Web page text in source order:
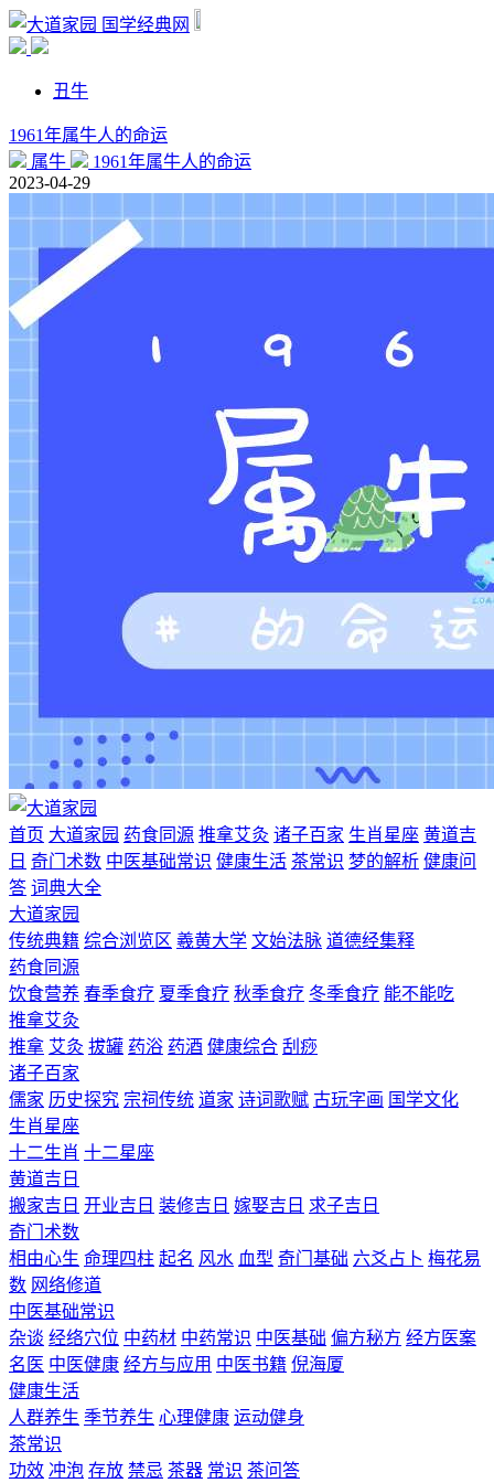
国学经典网
丑牛
1961年属牛人的命运
属牛
1961年属牛人的命运
2023-04-29
首页 大道家园 药食同源 推拿艾灸 诸子百家 生肖星座 黄道吉
日 奇门术数 中医基础常识 健康生活 茶常识 梦的解析 健康问
答 词典大全
大道家园
传统典籍 综合浏览区 羲黄大学 文始法脉 道德经集释
药食同源
饮食营养 春季食疗 夏季食疗 秋季食疗 冬季食疗 能不能吃
推拿艾灸
推拿 艾灸 拔罐 药浴 药酒 健康综合 刮痧
诸子百家
儒家 历史探究 宗祠传统 道家 诗词歌赋 古玩字画 国学文化
生肖星座
十二生肖 十二星座
黄道吉日
搬家吉日 开业吉日 装修吉日 嫁娶吉日 求子吉日
奇门术数
相由心生 命理四柱 起名 风水 血型 奇门基础 六爻占卜 梅花易
数 网络修道
中医基础常识
杂谈 经络穴位 中药材 中药常识 中医基础 偏方秘方 经方医案
名医 中医健康 经方与应用 中医书籍 倪海厦
健康生活
人群养生 季节养生 心理健康 运动健身
茶常识
功效 冲泡 存放 禁忌 茶器 常识 茶问答